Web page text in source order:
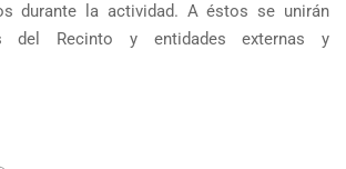
durante la actividad. A éstos se unirán
del Recinto y entidades externas y